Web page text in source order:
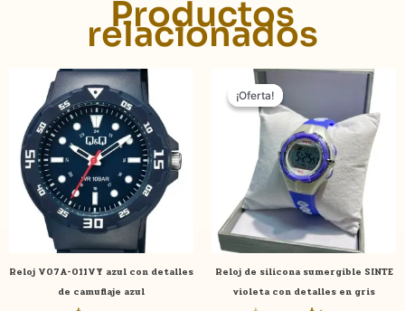
Productos
relacionados
Reloj V07A-011VY azul con detalles
de camuflaje azul
¡Oferta!
¡Oferta!
Reloj de silicona sumergible SINTE
violeta con detalles en gris
El
era:
$ 1.490,00.
El
precio
actual
es:
$ 690,00.